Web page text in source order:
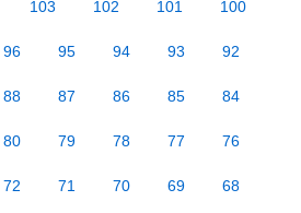
103 102 101 100
96 95 94 93 92
88 87 86 85 84
80 79 78 77 76
72 71 70 69 68